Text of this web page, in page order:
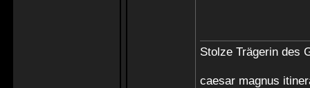
Stolze Trägerin des
caesar magnus